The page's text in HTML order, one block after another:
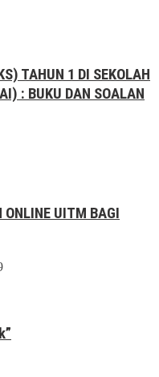
TAHUN 1 DI SEKOLAH
: BUKU DAN SOALAN
ONLINE UITM BAGI